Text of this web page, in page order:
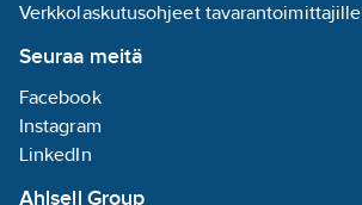
Verkkolaskutusohjeet tavarantoimittajille
Seuraa meitä
Facebook
Instagram
LinkedIn
Ahlsell Group